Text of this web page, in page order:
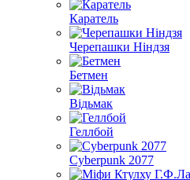
Каратель
Черепашки Ніндзя
Бетмен
Відьмак
Геллбой
Cyberpunk 2077